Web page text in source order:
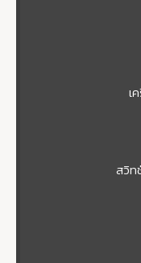
เ
สวิท